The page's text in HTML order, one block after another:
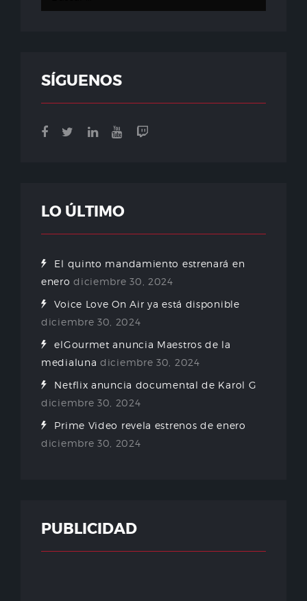
SÍGUENOS
LO ÚLTIMO
El quinto mandamiento estrenará en
enero diciembre 30, 2024
Voice Love On Air ya está disponible
diciembre 30, 2024
elGourmet anuncia Maestros de la
medialuna diciembre 30, 2024
Netflix anuncia documental de Karol G
diciembre 30, 2024
Prime Video revela estrenos de enero
diciembre 30, 2024
PUBLICIDAD